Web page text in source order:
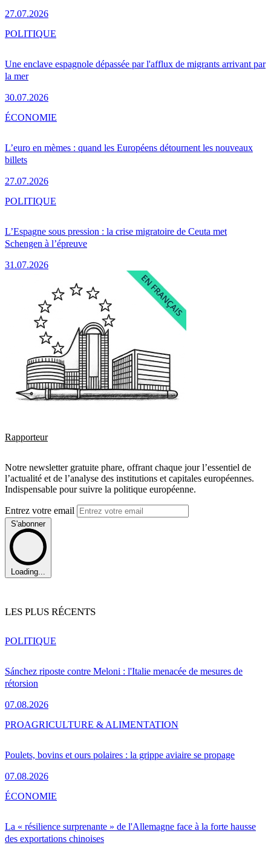
27.07.2026
Une enclave espagnole dépassée par l'afflux de migrants arrivant par
la mer
30.07.2026
POLITIQUE
L’euro en mèmes : quand les Européens détournent les nouveaux
billets
27.07.2026
ÉCONOMIE
L’Espagne sous pression : la crise migratoire de Ceuta met
Schengen à l’épreuve
31.07.2026
POLITIQUE
Rapporteur
Notre newsletter gratuite phare, offrant chaque jour l’essentiel de
l’actualité et de l’analyse des institutions et capitales européennes.
Indispensable pour suivre la politique européenne.
Entrez votre email
S'abonner
Loading...
LES PLUS RÉCENTS
Sánchez riposte contre Meloni : l'Italie menacée de mesures de
rétorsion
07.08.2026
POLITIQUE
Poulets, bovins et ours polaires : la grippe aviaire se propage
07.08.2026
PROAGRICULTURE & ALIMENTATION
La « résilience surprenante » de l'Allemagne face à la forte hausse
des exportations chinoises
ÉCONOMIE